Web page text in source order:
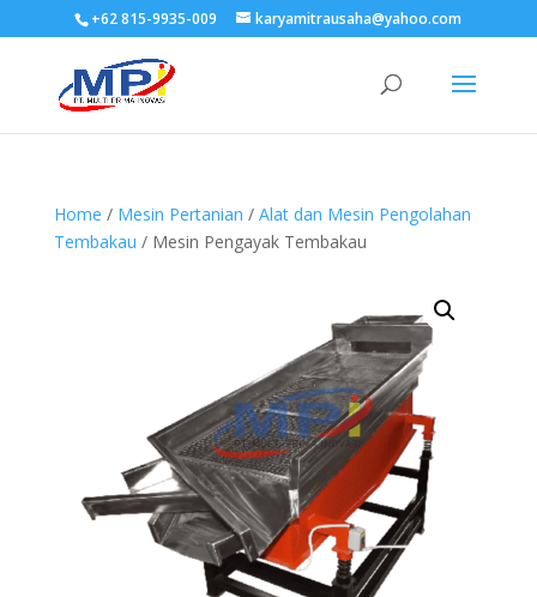
+62 815-9935-009 karyamitrausaha@yahoo.com
Home / Mesin Pertanian / Alat dan Mesin Pengolahan
Tembakau / Mesin Pengayak Tembakau